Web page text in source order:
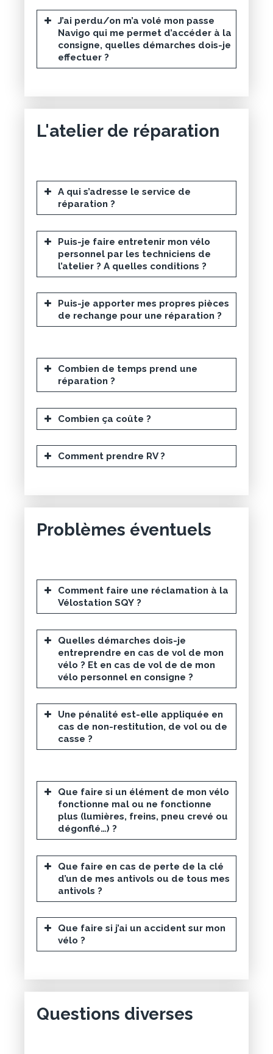
toujours
valide
n’a pas été
perdu/volé
J’ai perdu/on m’a volé mon passe
Navigo qui me permet d’accéder à la
consigne, quelles démarches dois-je
effectuer ?
Espace PersonnelNavigo
certains comptoirs RATP
Votre passe Navigo sera alors
remplacé
vous devez vous en
procurer un nouveau
Navigo personnalisé
Navigo Découverte
ici
Navigo Easy
l’application Île-de-France
L'atelier de réparation
A qui s’adresse le service de
réparation ?
Puis-je faire entretenir mon vélo
personnel par les techniciens de
l’atelier ? A quelles conditions ?
Puis-je apporter mes propres pièces
de rechange pour une réparation ?
Combien de temps prend une
réparation ?
Combien ça coûte ?
Comment prendre RV ?
Problèmes éventuels
Comment faire une réclamation à la
Vélostation SQY ?
mobilites.fr
Quelles démarches dois-je
entreprendre en cas de vol de mon
vélo ? Et en cas de vol de de mon
vélo personnel en consigne ?
Une pénalité est-elle appliquée en
cas de non-restitution, de vol ou de
casse ?
Que faire si un élément de mon vélo
fonctionne mal ou ne fonctionne
plus (lumières, freins, pneu crevé ou
dégonflé…) ?
Que faire en cas de perte de la clé
d’un de mes antivols ou de tous mes
antivols ?
Que faire si j’ai un accident sur mon
vélo ?
Questions diverses